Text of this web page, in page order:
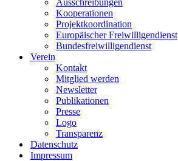
Ausschreibungen
Kooperationen
Projektkoordination
Europäischer Freiwilligendienst
Bundesfreiwilligendienst
Verein
Kontakt
Mitglied werden
Newsletter
Publikationen
Presse
Logo
Transparenz
Datenschutz
Impressum